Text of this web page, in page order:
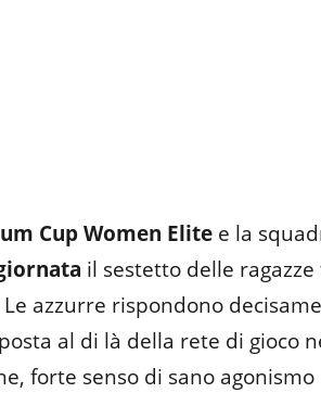
Cup Women Elite e la
il sestetto delle
azzurre rispondono
al di là della rete di gioco
forte senso di sano